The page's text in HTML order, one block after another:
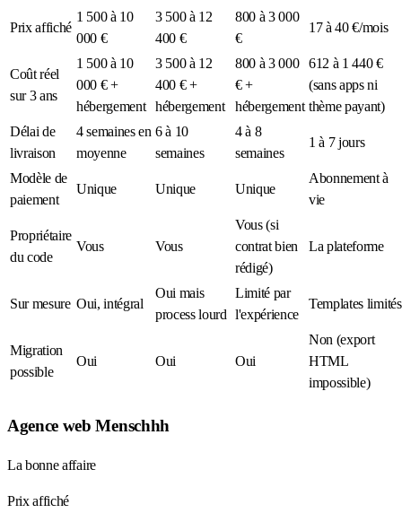
Prix affiché
1 500 à 10
000 €
3 500 à 12
400 €
800 à 3 000
€
17 à 40 €/mois
Coût réel
sur 3 ans
1 500 à 10
000 € +
hébergement
3 500 à 12
400 € +
hébergement
800 à 3 000
€ +
hébergement
612 à 1 440 €
(sans apps ni
thème payant)
Délai de
livraison
4 semaines en
moyenne
6 à 10
semaines
4 à 8
semaines
1 à 7 jours
Modèle de
paiement
Unique Unique Unique
Abonnement à
vie
Propriétaire
du code
Vous Vous
Vous (si
contrat bien
rédigé)
La plateforme
Sur mesure Oui, intégral
Oui mais
process lourd
Limité par
l'expérience
Templates limités
Migration
possible
Oui Oui Oui
Non (export
HTML
impossible)
Agence web Menschhh
La bonne affaire
Prix affiché